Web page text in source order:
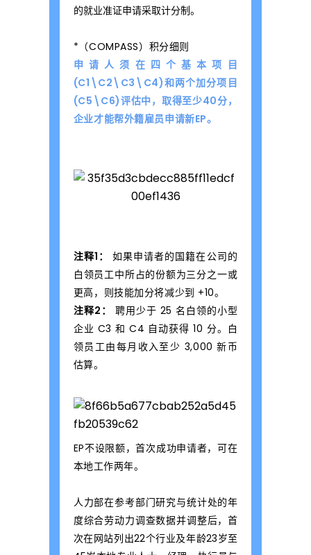
年
新
加
坡
打
分
攻
略
：
的就业准证申请采取计分制。
*（COMPASS）积分细则
申请人须在四个基本项目
(C1\C2\C3\C4)和两个加分项目
(C5\C6)评估中，取得至少40分，
企业才能帮外籍雇员申请新EP。
注释1：
如果申请者的国籍在公司的
白领员工中所占的份额为三分之一或
更高，则技能加分将减少到 +10。
注释2：
聘用少于 25 名白领的小型
企业 C3 和 C4 自动获得 10 分。白
领员工由每月收入至少 3,000 新币
估算。
EP不设限额，首次成功申请者，可在
本地工作两年。
人力部在参考部门研究与统计处的年
度综合劳动力调查数据并调整后，首
次在网站列出22个行业及年龄23岁至